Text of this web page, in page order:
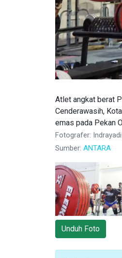
Atlet angkat berat
Cenderawasih,
emas pada Pekan
Fotografer:
Sumber: ANTARA
Unduh Foto